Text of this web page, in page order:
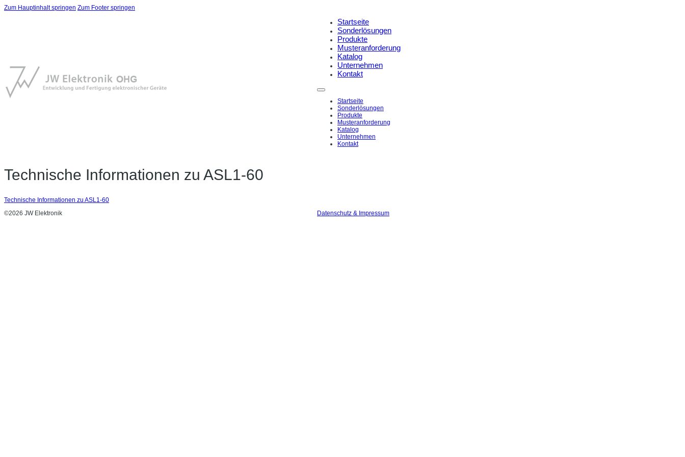
Zum Hauptinhalt springen Zum Footer springen
Startseite
Sonderlösungen
Produkte
Musteranforderung
Katalog
Unternehmen
Kontakt
Startseite
Sonderlösungen
Produkte
Musteranforderung
Katalog
Unternehmen
Kontakt
Technische Informationen zu ASL1-60
Technische Informationen zu ASL1-60
©2026 JW Elektronik
Datenschutz & Impressum